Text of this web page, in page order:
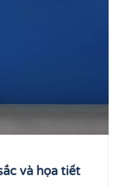
và họa tiết